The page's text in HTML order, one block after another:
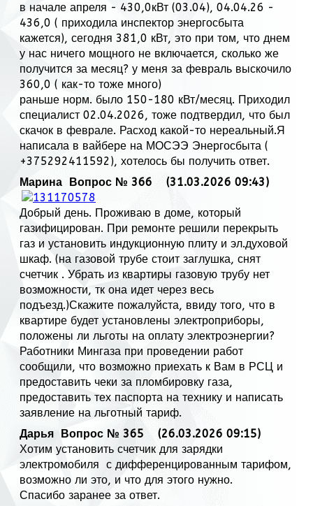
в начале апреля - 430,0кВт (03.04), 04.04.26 -
436,0 ( приходила инспектор энергосбыта
кажется), сегодня 381,0 кВт, это при том, что днем
у нас ничего мощного не включается, сколько же
получится за месяц? у меня за февраль выскочило
360,0 ( как-то тоже много)
раньше норм. было 150-180 кВт/месяц. Приходил
специалист 02.04.2026, тоже подтвердил, что был
скачок в феврале. Расход какой-то нереальный.Я
написала в вайбере на МОСЭЭ Энергосбыта (
+375292411592), хотелось бы получить ответ.
Марина
Вопрос № 366 (31.03.2026 09:43)
Добрый день. Проживаю в доме, который
газифицирован. При ремонте решили перекрыть
газ и установить индукционную плиту и эл.духовой
шкаф. (на газовой трубе стоит заглушка, снят
счетчик . Убрать из квартиры газовую трубу нет
возможности, тк она идет через весь
подъезд.)Скажите пожалуйста, ввиду того, что в
квартире будет установлены электроприборы,
положены ли льготы на оплату электроэнергии?
Работники Мингаза при проведении работ
сообщили, что возможно приехать к Вам в РСЦ и
предоставить чеки за пломбировку газа,
предоставить тех паспорта на технику и написать
заявление на льготный тариф.
Дарья
Вопрос № 365 (26.03.2026 09:15)
Хотим установить счетчик для зарядки
электромобиля с дифференцированным тарифом,
возможно ли это, и что для этого нужно.
Спасибо заранее за ответ.